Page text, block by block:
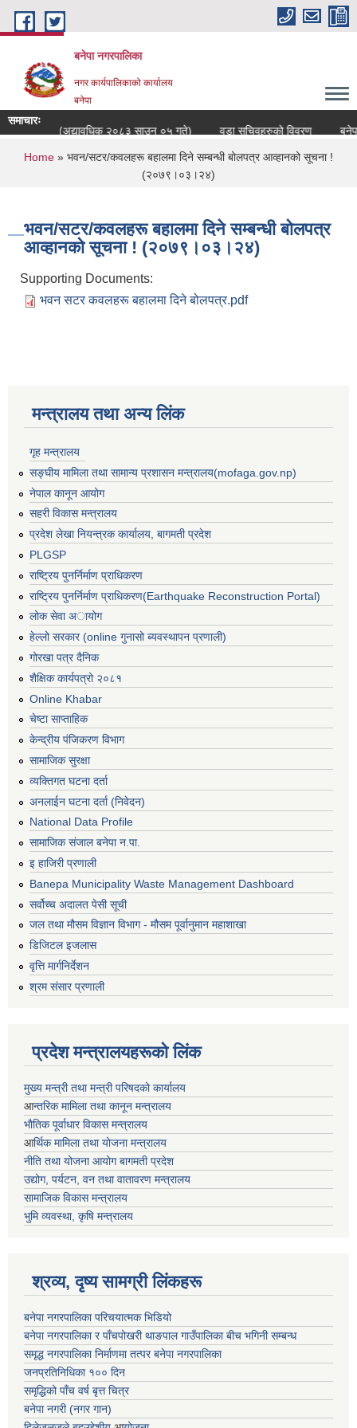
Skip to main content
बनेपा नगरपालिका
नगर कार्यपालिकाको कार्यालय
बनेपा
समाचारः
विवरण (अद्यावधिक २०८३ साउन ०५ गते)
वडा सचिवहरुको विवरण
You are here
Home » भवन/सटर/कवलहरू बहालमा दिने सम्बन्धी बोलपत्र आव्हानको सूचना !
(२०७९।०३।२४)
भवन/सटर/कवलहरू बहालमा दिने सम्बन्धी बोलपत्र
आव्हानको सूचना ! (२०७९।०३।२४)
Supporting Documents:
भवन सटर कवलहरू बहालमा दिने बोलपत्र.pdf
मन्त्रालय तथा अन्य लिंक
गृह मन्त्रालय
सङ्घीय मामिला तथा सामान्य प्रशासन मन्त्रालय(mofaga.gov.np)
नेपाल कानून आयोग
सहरी विकास मन्त्रालय
प्रदेश लेखा नियन्त्रक कार्यालय, बागमती प्रदेश
PLGSP
राष्ट्रिय पुनर्निर्माण प्राधिकरण
राष्ट्रिय पुनर्निर्माण प्राधिकरण(Earthquake Reconstruction Portal)
लोक सेवा अायोग
हेल्लो सरकार (online गुनासो ब्यवस्थापन प्रणाली)
गोरखा पत्र दैनिक
शैक्षिक कार्यपत्रो २०८१
Online Khabar
चेष्टा साप्ताहिक
केन्द्रीय पंजिकरण विभाग
सामाजिक सुरक्षा
व्यक्तिगत घटना दर्ता
अनलाईन घटना दर्ता (निवेदन)
National Data Profile
सामाजिक संजाल बनेपा न.पा.
इ हाजिरी प्रणाली
Banepa Municipality Waste Management Dashboard
सर्वोच्च अदालत पेसी सूची
जल तथा मौसम विज्ञान विभाग - मौसम पूर्वानुमान महाशाखा
डिजिटल इजलास
वृत्ति मार्गनिर्देशन
श्रम संसार प्रणाली
प्रदेश मन्त्रालयहरूको लिंक
मुख्य मन्त्री तथा मन्त्री परिषदको कार्यालय
आन्तरिक मामिला तथा कानून मन्त्रालय
भाैतिक पूर्वाधार विकास मन्त्रालय
आर्थिक मामिला तथा योजना मन्त्रालय
नीति तथा योजना आयोग बागमती प्रदेश
उद्योग, पर्यटन, वन तथा वातावरण मन्त्रालय
सामाजिक विकास मन्त्रालय
भुमि व्यवस्था, कृषि मन्त्रालय
श्रव्य, दृष्य सामग्री लिंकहरू
बनेपा नगरपालिका परिचयात्मक भिडियो
बनेपा नगरपालिका र पाँचपोखरी थाङपाल गाउँपालिका बीच भगिनी सम्बन्ध
समृद्ध नगरपालिका निर्माणमा तत्पर बनेपा नगरपालिका
जनप्रतिनिधिका १०० दिन
समृद्धिको पाँच वर्ष बृत्त चित्र
बनेपा नगरी (नगर गान)